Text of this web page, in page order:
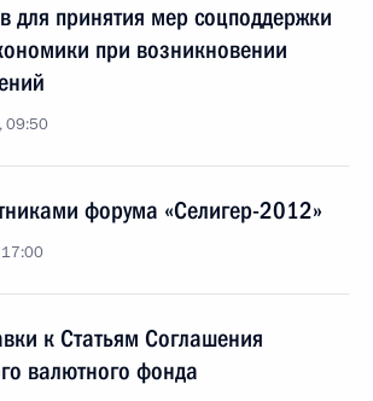
для принятия мер соцподдержки
при возникновении
09:50
форума «Селигер-2012»
к Статьям Соглашения
валютного фонда